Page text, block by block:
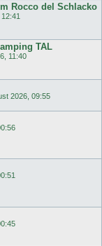
Rocco del Schlacko
TAL
11:40
2026, 09:55